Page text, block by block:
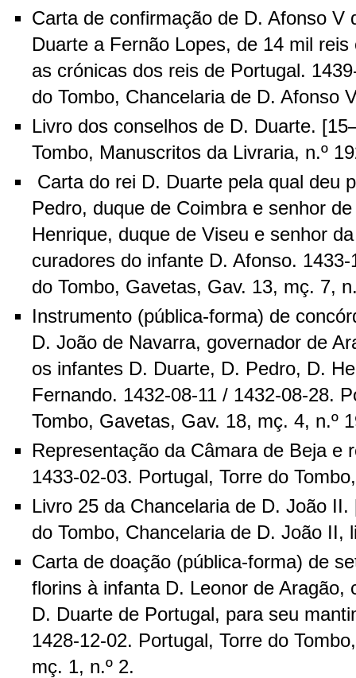
Carta de confirmação de D. Afonso V
Duarte a Fernão Lopes, de 14 mil
as crónicas dos reis de Portugal.
do Tombo, Chancelaria de D. Afonso
Livro dos conselhos de D. Duarte.
Tombo, Manuscritos da Livraria, n.º
Carta do rei D. Duarte pela qual deu
Pedro, duque de Coimbra e senhor
Henrique, duque de Viseu e senhor
curadores do infante D. Afonso. 1433-
do Tombo, Gavetas, Gav. 13, mç. 7,
Instrumento (pública-forma) de
D. João de Navarra, governador de
os infantes D. Duarte, D. Pedro, D.
Fernando. 1432-08-11 / 1432-08-28.
Tombo, Gavetas, Gav. 18, mç. 4, n.º
Representação da Câmara de Beja e
1433-02-03. Portugal, Torre do
Livro 25 da Chancelaria de D. João
do Tombo, Chancelaria de D. João II,
Carta de doação (pública-forma) de
florins à infanta D. Leonor de Aragão,
D. Duarte de Portugal, para seu
1428-12-02. Portugal, Torre do
mç. 1, n.º 2.